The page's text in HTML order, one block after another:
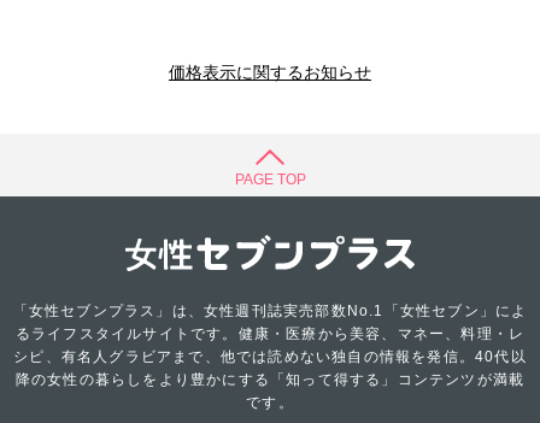
価格表示に関するお知らせ
PAGE TOP
「女性セブンプラス」は、女性週刊誌実売部数No.1「女性セブン」によ
るライフスタイルサイトです。健康・医療から美容、マネー、料理・レ
シピ、有名人グラビアまで、他では読めない独自の情報を発信。40代以
降の女性の暮らしをより豊かにする「知って得する」コンテンツが満載
です。